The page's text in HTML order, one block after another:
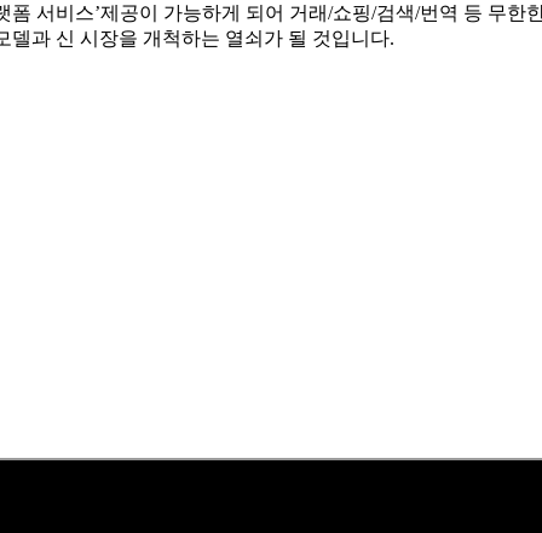
폼 서비스’제공이 가능하게 되어 거래/쇼핑/검색/번역 등 무한
델과 신 시장을 개척하는 열쇠가 될 것입니다.